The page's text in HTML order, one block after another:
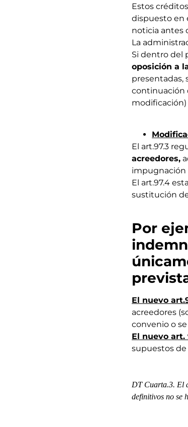
Estos
dispuesto en
noticia antes
La
Si dentro del
oposición a
presentadas,
continuación
modificación)
El art.97.3
acreedores,
impugnación
El art.97.4
sustitución
Por
El nuevo
acreedores
convenio o
El nuevo art.
supuestos de
DT Cuarta.3. El
definitivos no se